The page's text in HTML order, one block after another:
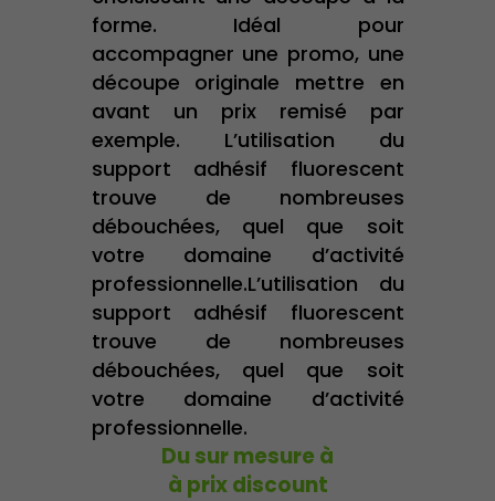
forme. Idéal pour
accompagner une promo, une
découpe originale mettre en
avant un prix remisé par
exemple. L’utilisation du
support adhésif fluorescent
trouve de nombreuses
débouchées, quel que soit
votre domaine d’activité
professionnelle.L’utilisation du
support adhésif fluorescent
trouve de nombreuses
débouchées, quel que soit
votre domaine d’activité
professionnelle.
Du sur mesure à
à prix discount